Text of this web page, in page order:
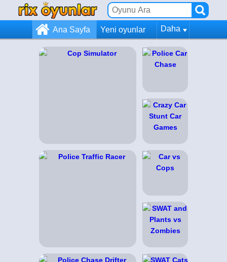
Ana Sayfa Yeni oyunlar Daha